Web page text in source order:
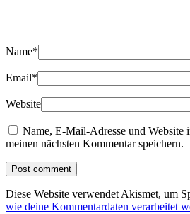
Name*
Email*
Website
Name, E-Mail-Adresse und Website
meinen nächsten Kommentar speichern.
Diese Website verwendet Akismet, um
wie deine Kommentardaten verarbeitet